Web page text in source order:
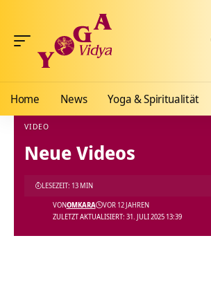
Home News Yoga & Spiritualität
Yoga Vidya Blog - Yoga, Meditation und Ayurveda
VIDEO
Neue Videos
ZULETZT AKTUALISIERT: 31. JULI 2025 13:39
VONOMKARA VOR 12 JAHREN
LESEZEIT: 13 MIN